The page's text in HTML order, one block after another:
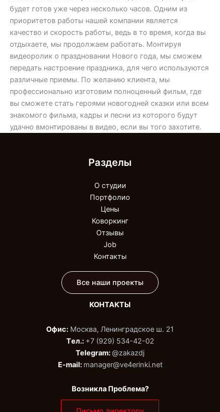
будет готов уже через несколько часов. Одним из
приоритетов работы нашей компании является
качество и скорость работы, ведь в то время, когда вы
отдыхаете, мы продолжаем работать. Монтируя
видеоролик о праздновании Нового года, мы сможем
передать настроение праздника, для чего используются
различные приемы. По желанию клиента, мы
профессионально изготовим полноценный фильм, где
вы сможете стать героями новогодней сказки или всем
знакомого фильма, кадры и песни из которого будут
удачно вмонтированы в видео, если вы того захотите.
Разделы
О студии
Портфолио
Цены
Коворкинг
Отзывы
Job
Контакты
Все наши проекты
КОНТАКТЫ
Офис: Москва, Ленинградское ш. 21
Tел.: +7 (929) 534-42-02‬
Telegram:@zakazdj‬
E-mail: manager@ve4erinki.net
Возникла Проблема?